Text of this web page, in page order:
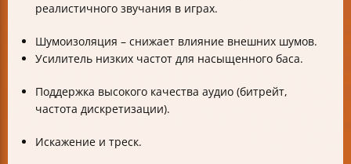
реалистичного звучания в играх.
Шумоизоляция – снижает влияние внешних шумов.
Усилитель низких частот для насыщенного баса.
Поддержка высокого качества аудио (битрейт,
частота дискретизации).
Искажение и треск.